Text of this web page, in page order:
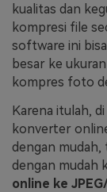
kualitas dan
kompresi file
software ini
besar ke
kompres foto
Karena itulah,
konverter
dengan mudah,
dengan mudah
online ke